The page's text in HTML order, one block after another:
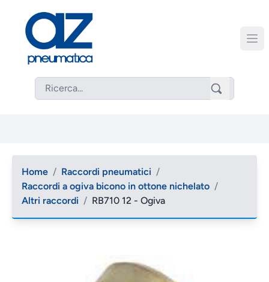
Home / Raccordi pneumatici /
Raccordi a ogiva bicono in ottone nichelato /
Altri raccordi / RB710 12 - Ogiva